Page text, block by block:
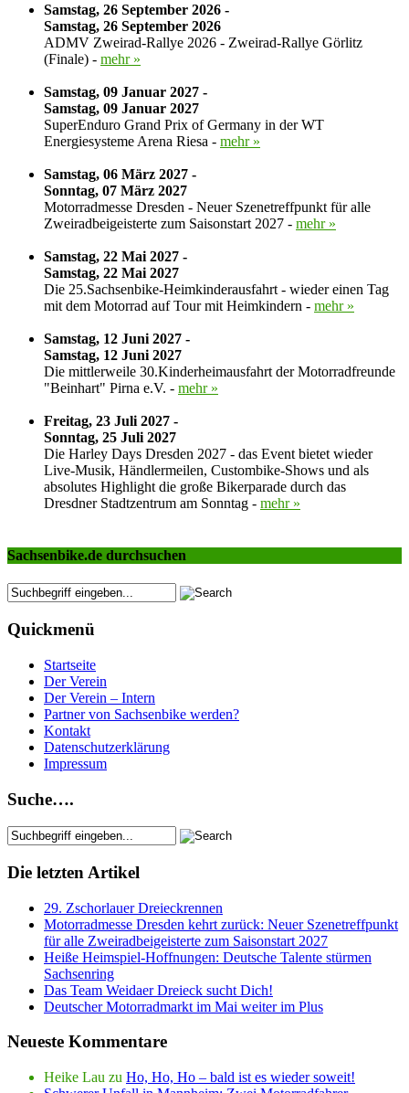
Samstag, 26 September 2026 -
Samstag, 26 September 2026
ADMV Zweirad-Rallye 2026 - Zweirad-Rallye Görlitz
(Finale) - mehr »
Samstag, 09 Januar 2027 -
Samstag, 09 Januar 2027
SuperEnduro Grand Prix of Germany in der WT
Energiesysteme Arena Riesa - mehr »
Samstag, 06 März 2027 -
Sonntag, 07 März 2027
Motorradmesse Dresden - Neuer Szenetreffpunkt für alle
Zweiradbeigeisterte zum Saisonstart 2027 - mehr »
Samstag, 22 Mai 2027 -
Samstag, 22 Mai 2027
Die 25.Sachsenbike-Heimkinderausfahrt - wieder einen Tag
mit dem Motorrad auf Tour mit Heimkindern - mehr »
Samstag, 12 Juni 2027 -
Samstag, 12 Juni 2027
Die mittlerweile 30.Kinderheimausfahrt der Motorradfreunde
"Beinhart" Pirna e.V. - mehr »
Freitag, 23 Juli 2027 -
Sonntag, 25 Juli 2027
Die Harley Days Dresden 2027 - das Event bietet wieder
Live-Musik, Händlermeilen, Custombike-Shows und als
absolutes Highlight die große Bikerparade durch das
Dresdner Stadtzentrum am Sonntag - mehr »
Sachsenbike.de durchsuchen
Quickmenü
Startseite
Der Verein
Der Verein – Intern
Partner von Sachsenbike werden?
Kontakt
Datenschutzerklärung
Impressum
Suche….
Die letzten Artikel
29. Zschorlauer Dreieckrennen
Motorradmesse Dresden kehrt zurück: Neuer Szenetreffpunkt
für alle Zweiradbeigeisterte zum Saisonstart 2027
Heiße Heimspiel-Hoffnungen: Deutsche Talente stürmen
Sachsenring
Das Team Weidaer Dreieck sucht Dich!
Deutscher Motorradmarkt im Mai weiter im Plus
Neueste Kommentare
Heike Lau zu Ho, Ho, Ho – bald ist es wieder soweit!